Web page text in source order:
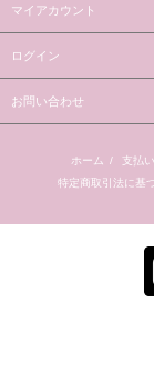
マイアカウント
ログイン
お問い合わせ
ホーム / 支払
特定商取引法に基